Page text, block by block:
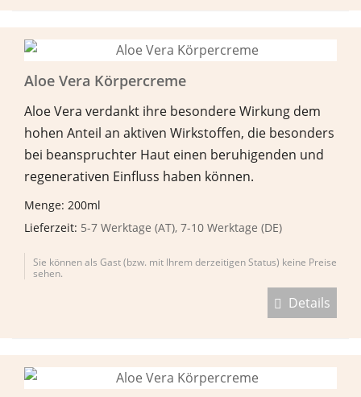
Aloe Vera Körpercreme
Aloe Vera verdankt ihre besondere Wirkung dem
hohen Anteil an aktiven Wirkstoffen, die besonders
bei beanspruchter Haut einen beruhigenden und
regenerativen Einfluss haben können.
Menge: 200ml
Lieferzeit: 5-7 Werktage (AT), 7-10 Werktage (DE)
Sie können als Gast (bzw. mit Ihrem derzeitigen Status) keine Preise
sehen.
Details